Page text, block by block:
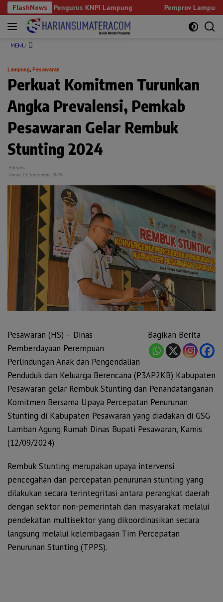
Langsung
ke
konten
FlashNews
Pengurus KNPI Lampung Pemprov Lampung
MENU
Lampung, Pesawaran
Perkuat Komitmen Turunkan
Angka Prevalensi, Pemkab
Pesawaran Gelar Rembuk
Stunting 2024
Editorhs
Jumat 13 September 2024
Bagikan Berita
Pesawaran (HS) – Dinas
Pemberdayaan Perempuan
Perlindungan Anak dan Pengendalian
Penduduk dan Keluarga Berencana (P3AP2KB) Kabupaten
Pesawaran gelar Rembuk Stunting dan Penandatanganan
Komitmen Bersama Upaya Percepatan Penurunan
Stunting di Kabupaten Pesawaran yang diadakan di GSG
Lamban Agung Rumah Dinas Bupati Pesawaran, Kamis
(12/09/2024).
Rembuk Stunting merupakan upaya intervensi
pencegahan dan percepatan penurunan stunting yang
dilakukan secara terintegritasi antara perangkat daerah
dengan sektor non-pemerintah dan masyarakat melalui
pendekatan multisektor yang dikoordinasikan secara
langsung melalui kelembagaan Tim Percepatan
Penurunan Stunting (TPPS).